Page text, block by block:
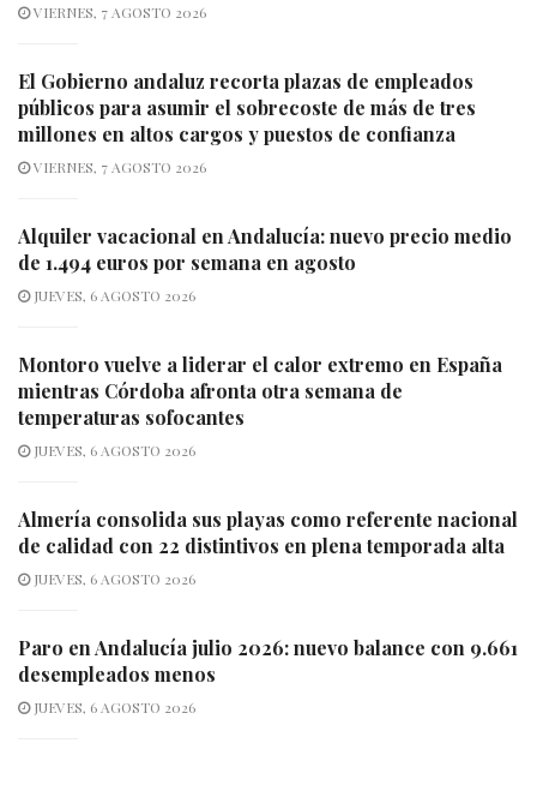
VIERNES, 7 AGOSTO 2026
El Gobierno andaluz recorta plazas de empleados
públicos para asumir el sobrecoste de más de tres
millones en altos cargos y puestos de confianza
VIERNES, 7 AGOSTO 2026
Alquiler vacacional en Andalucía: nuevo precio medio
de 1.494 euros por semana en agosto
JUEVES, 6 AGOSTO 2026
Montoro vuelve a liderar el calor extremo en España
mientras Córdoba afronta otra semana de
temperaturas sofocantes
JUEVES, 6 AGOSTO 2026
Almería consolida sus playas como referente nacional
de calidad con 22 distintivos en plena temporada alta
JUEVES, 6 AGOSTO 2026
Paro en Andalucía julio 2026: nuevo balance con 9.661
desempleados menos
JUEVES, 6 AGOSTO 2026